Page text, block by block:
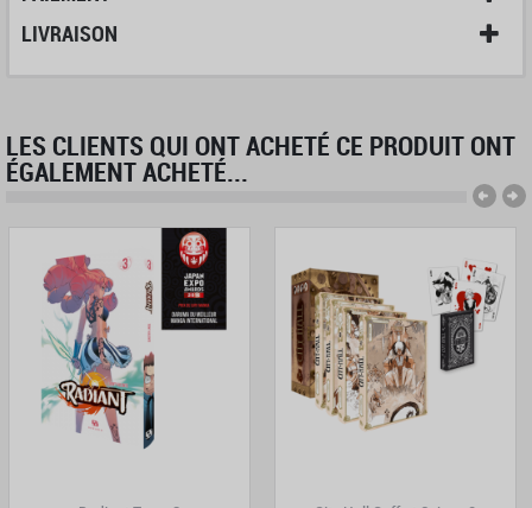
LIVRAISON
LES CLIENTS QUI ONT ACHETÉ CE PRODUIT ONT
ÉGALEMENT ACHETÉ...